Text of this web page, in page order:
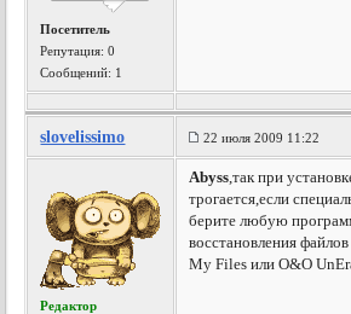
Посетитель
Репутация:0
Сообщений: 1
slovelissimo 22 июля 2009 11:22
Редактор
Abyss,так при
трогается,если
берите любую
восстановления
My Files или O&O